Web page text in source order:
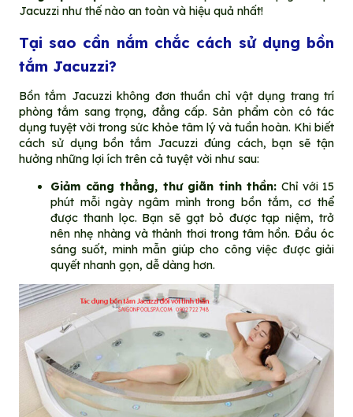
Jacuzzi như thế nào an toàn và hiệu quả nhất!
Tại sao cần nắm chắc cách sử dụng bồn
tắm Jacuzzi?
Bồn tắm Jacuzzi không đơn thuần chỉ vật dụng trang trí
phòng tắm sang trọng, đẳng cấp. Sản phẩm còn có tác
dụng tuyệt vời trong sức khỏe tâm lý và tuần hoàn. Khi biết
cách sử dụng bồn tắm Jacuzzi đúng cách, bạn sẽ tận
hưởng những lợi ích trên cả tuyệt vời như sau:
Giảm căng thẳng, thư giãn tinh thần: Chỉ với 15
phút mỗi ngày ngâm mình trong bồn tắm, cơ thể
được thanh lọc. Bạn sẽ gạt bỏ được tạp niệm, trở
nên nhẹ nhàng và thảnh thơi trong tâm hồn. Đầu óc
sáng suốt, minh mẫn giúp cho công việc được giải
quyết nhanh gọn, dễ dàng hơn.